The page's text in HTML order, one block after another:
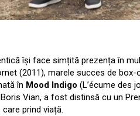
își face simțită prezența în
(2011), marele succes de
în Mood Indigo (L’écume des
Vian, a fost distinsă cu un
prind viață.